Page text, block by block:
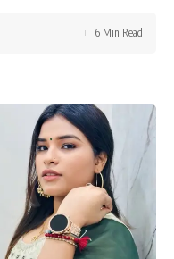
6 Min Read